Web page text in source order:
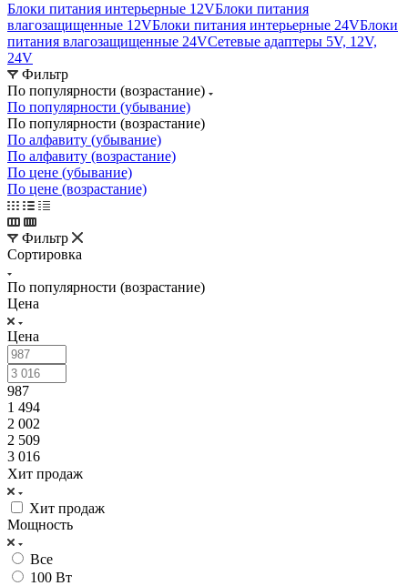
Блоки питания интерьерные 12VБлоки питания
влагозащищенные 12VБлоки питания интерьерные 24VБлоки
питания влагозащищенные 24VСетевые адаптеры 5V, 12V,
24V
Фильтр
По популярности (возрастание)
По популярности (убывание)
По популярности (возрастание)
По алфавиту (убывание)
По алфавиту (возрастание)
По цене (убывание)
По цене (возрастание)
Фильтр
Сортировка
По популярности (возрастание)
Цена
Цена
987
1 494
2 002
2 509
3 016
Хит продаж
Хит продаж
Мощность
Все
100 Вт